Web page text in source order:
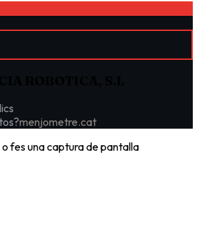
menjometre.cat
fes una captura de pantalla